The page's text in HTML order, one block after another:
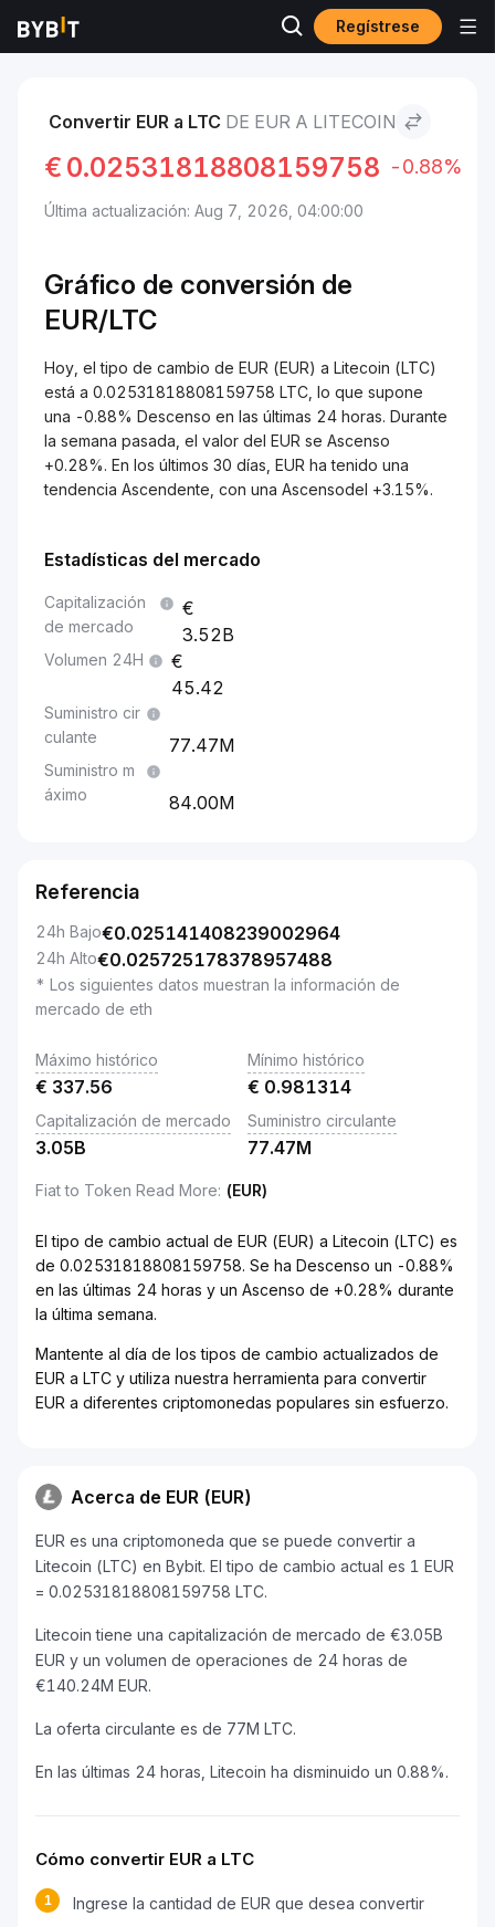
Regístrese
Mercados Precio de Litecoin LTC EUR to Litecoin
Convertir EUR a LTC DE EUR A LITECOIN
€ 0.02531818808159758 -0.88%
Última actualización: Aug 7, 2026, 04:00:00
Gráfico de conversión de
EUR/LTC
Hoy, el tipo de cambio de EUR (EUR) a Litecoin (LTC)
está a 0.02531818808159758 LTC, lo que supone
una -0.88% Descenso en las últimas 24 horas. Durante
la semana pasada, el valor del EUR se Ascenso
+0.28%. En los últimos 30 días, EUR ha tenido una
tendencia Ascendente, con una Ascensodel +3.15%.
Estadísticas del mercado
Capitalización
de mercado
3.52B
Volumen 24H
45.42
Suministro cir
culante
77.47M
Suministro m
áximo
84.00M
Referencia
24h Bajo€0.025141408239002964
24h Alto€0.025725178378957488
* Los siguientes datos muestran la información de
mercado de eth
Máximo histórico
€ 337.56
Mínimo histórico
€ 0.981314
Capitalización de mercado
3.05B
Suministro circulante
77.47M
Fiat to Token Read More: (EUR)
El tipo de cambio actual de EUR (EUR) a Litecoin (LTC) es
de 0.02531818808159758. Se ha Descenso un -0.88%
en las últimas 24 horas y un Ascenso de +0.28% durante
la última semana.
Mantente al día de los tipos de cambio actualizados de
EUR a LTC y utiliza nuestra herramienta para convertir
EUR a diferentes criptomonedas populares sin esfuerzo.
Acerca de EUR (EUR)
EUR es una criptomoneda que se puede convertir a
Litecoin (LTC) en Bybit. El tipo de cambio actual es 1 EUR
= 0.02531818808159758 LTC.
Litecoin tiene una capitalización de mercado de €3.05B
EUR y un volumen de operaciones de 24 horas de
€140.24M EUR.
La oferta circulante es de 77M LTC.
En las últimas 24 horas, Litecoin ha disminuido un 0.88%.
Cómo convertir EUR a LTC
1 Ingrese la cantidad de EUR que desea convertir